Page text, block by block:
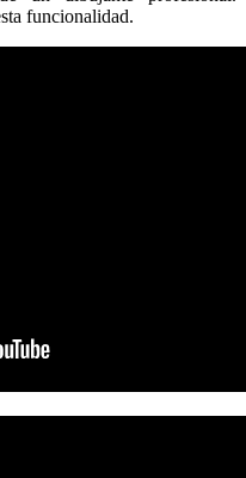
funcionalidad.